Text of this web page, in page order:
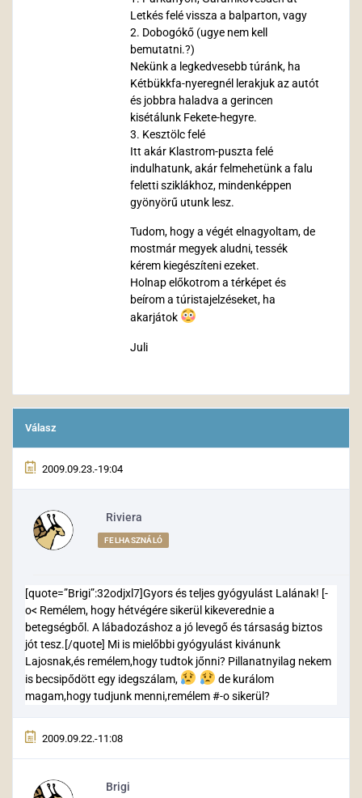
Letkés felé vissza a balparton, vagy
2. Dobogókő (ugye nem kell
bemutatni.?)
Nekünk a legkedvesebb túránk, ha
Kétbükkfa-nyeregnél lerakjuk az autót
és jobbra haladva a gerincen
kisétálunk Fekete-hegyre.
3. Kesztölc felé
Itt akár Klastrom-puszta felé
indulhatunk, akár felmehetünk a falu
feletti sziklákhoz, mindenképpen
gyönyörű utunk lesz.
Tudom, hogy a végét elnagyoltam, de
mostmár megyek aludni, tessék
kérem kiegészíteni ezeket.
Holnap előkotrom a térképet és
beírom a túristajelzéseket, ha
akarjátok
Juli
Válasz
2009.09.23.-19:04
Riviera
FELHASZNÁLÓ
[quote=”Brigi”:32odjxl7]Gyors és teljes gyógyulást Lalának! [-
o< Remélem, hogy hétvégére sikerül kikeverednie a
betegségből. A lábadozáshoz a jó levegő és társaság biztos
jót tesz.[/quote] Mi is mielőbbi gyógyulást kivánunk
Lajosnak,és remélem,hogy tudtok jőnni? Pillanatnyilag nekem
is becsipődött egy idegszálam,
de kurálom
magam,hogy tudjunk menni,remélem #-o sikerül?
2009.09.22.-11:08
Brigi